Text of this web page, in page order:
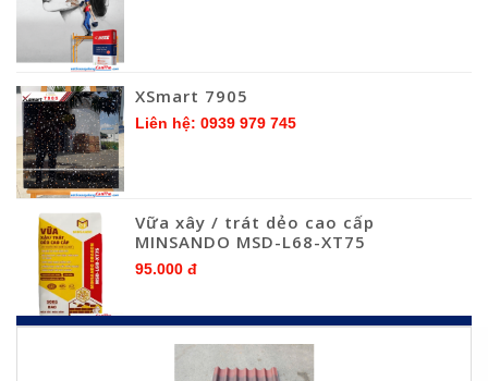
XSmart 7905
Liên hệ: 0939 979 745
Vữa xây / trát dẻo cao cấp
MINSANDO MSD-L68-XT75
95.000 đ